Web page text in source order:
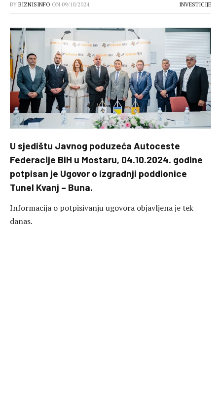
BY BIZNISINFO ON 09/10/2024 INVESTICIJE
U sjedištu Javnog poduzeća Autoceste
Federacije BiH u Mostaru, 04.10.2024. godine
potpisan je Ugovor o izgradnji poddionice
Tunel Kvanj – Buna.
Informacija o potpisivanju ugovora objavljena je tek
danas.